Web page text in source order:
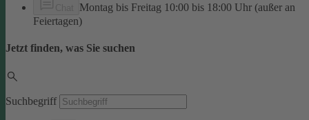
Montag bis Freitag 10:00 bis 18:00 Uhr (außer an
Feiertagen)
Jetzt finden, was Sie suchen
Suchbegriff